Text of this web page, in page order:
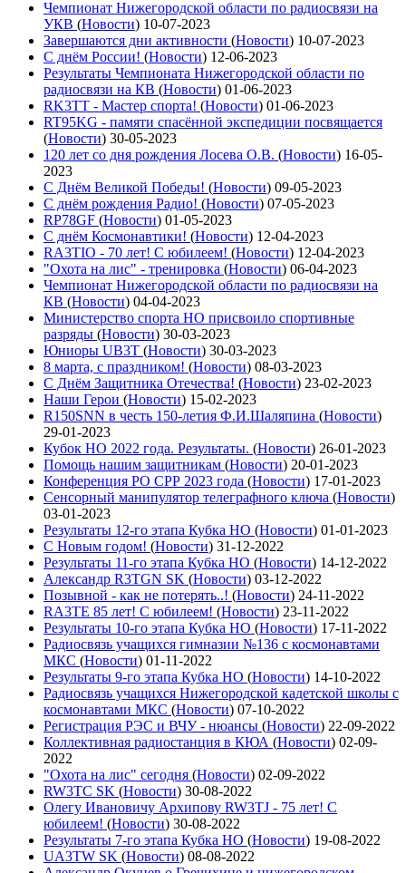
Чемпионат Нижегородской области по радиосвязи на
УКВ (Новости) 10-07-2023
Завершаются дни активности (Новости) 10-07-2023
С днём России! (Новости) 12-06-2023
Результаты Чемпионата Нижегородской области по
радиосвязи на КВ (Новости) 01-06-2023
RK3TT - Мастер спорта! (Новости) 01-06-2023
RT95KG - памяти спасённой экспедиции посвящается
(Новости) 30-05-2023
120 лет со дня рождения Лосева О.В. (Новости) 16-05-
2023
С Днём Великой Победы! (Новости) 09-05-2023
С днём рождения Радио! (Новости) 07-05-2023
RP78GF (Новости) 01-05-2023
С днём Космонавтики! (Новости) 12-04-2023
RA3TIO - 70 лет! С юбилеем! (Новости) 12-04-2023
"Охота на лис" - тренировка (Новости) 06-04-2023
Чемпионат Нижегородской области по радиосвязи на
КВ (Новости) 04-04-2023
Министерство спорта НО присвоило спортивные
разряды (Новости) 30-03-2023
Юниоры UB3T (Новости) 30-03-2023
8 марта, с праздником! (Новости) 08-03-2023
С Днём Защитника Отечества! (Новости) 23-02-2023
Наши Герои (Новости) 15-02-2023
R150SNN в честь 150-летия Ф.И.Шаляпина (Новости)
29-01-2023
Кубок НО 2022 года. Результаты. (Новости) 26-01-2023
Помощь нашим защитникам (Новости) 20-01-2023
Конференция РО СРР 2023 года (Новости) 17-01-2023
Сенсорный манипулятор телеграфного ключа (Новости)
03-01-2023
Результаты 12-го этапа Кубка НО (Новости) 01-01-2023
С Новым годом! (Новости) 31-12-2022
Результаты 11-го этапа Кубка НО (Новости) 14-12-2022
Александр R3TGN SK (Новости) 03-12-2022
Позывной - как не потерять..! (Новости) 24-11-2022
RA3TE 85 лет! С юбилеем! (Новости) 23-11-2022
Результаты 10-го этапа Кубка НО (Новости) 17-11-2022
Радиосвязь учащихся гимназии №136 с космонавтами
МКС (Новости) 01-11-2022
Результаты 9-го этапа Кубка НО (Новости) 14-10-2022
Радиосвязь учащихся Нижегородской кадетской школы с
космонавтами МКС (Новости) 07-10-2022
Регистрация РЭС и ВЧУ - нюансы (Новости) 22-09-2022
Коллективная радиостанция в КЮА (Новости) 02-09-
2022
"Охота на лис" сегодня (Новости) 02-09-2022
RW3TC SK (Новости) 30-08-2022
Олегу Ивановичу Архипову RW3TJ - 75 лет! С
юбилеем! (Новости) 30-08-2022
Результаты 7-го этапа Кубка НО (Новости) 19-08-2022
UA3TW SK (Новости) 08-08-2022